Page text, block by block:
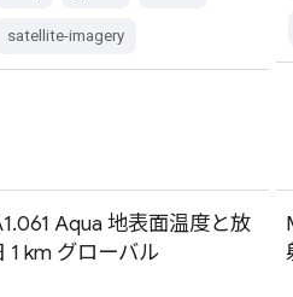
satellite-imagery
Aqua 地表面温度と放
1 km グローバル